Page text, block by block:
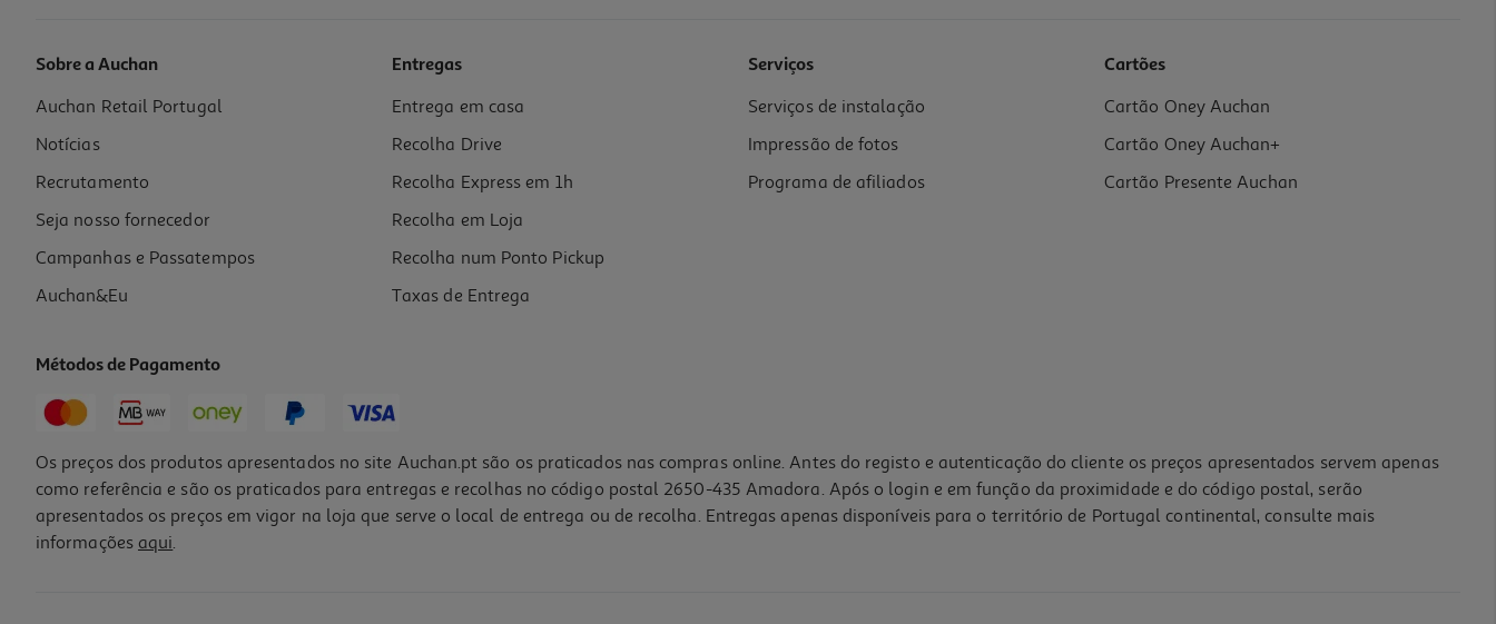
Kit Pintura Por Números Auchan
1 €/un
1,00 €
Sobre a Auchan
Auchan Retail Portugal
Notícias
Recrutamento
Seja nosso fornecedor
Campanhas e Passatempos
Auchan&Eu
Entregas
Entrega em casa
Recolha Drive
Recolha Express em 1h
Recolha em Loja
Recolha num Ponto Pickup
Taxas de Entrega
Serviços
Serviços de instalação
Impressão de fotos
Programa de afiliados
Cartões
Cartão Oney Auchan
Cartão Oney Auchan+
Cartão Presente Auchan
Métodos de Pagamento
Os preços dos produtos apresentados no site Auchan.pt são os praticados nas compras online. Antes do registo e autenticação do cliente os preços apresentados servem apenas
como referência e são os praticados para entregas e recolhas no código postal 2650-435 Amadora. Após o login e em função da proximidade e do código postal, serão
apresentados os preços em vigor na loja que serve o local de entrega ou de recolha. Entregas apenas disponíveis para o território de Portugal continental, consulte mais
informações aqui.